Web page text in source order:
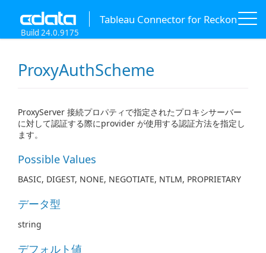
Tableau Connector for Reckon
Build 24.0.9175
ProxyAuthScheme
ProxyServer 接続プロパティで指定されたプロキシサーバー
に対して認証する際にprovider が使用する認証方法を指定し
ます。
Possible Values
BASIC, DIGEST, NONE, NEGOTIATE, NTLM, PROPRIETARY
データ型
string
デフォルト値